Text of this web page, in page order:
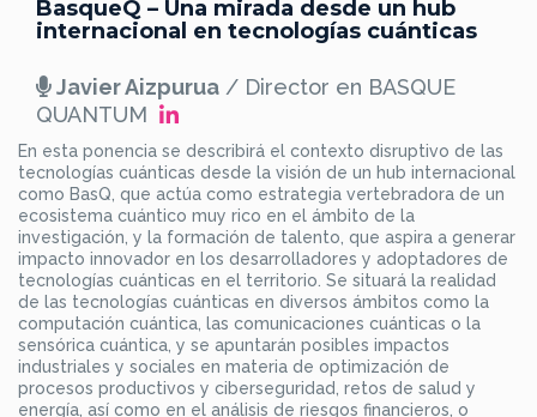
BasqueQ – Una mirada desde un hub
internacional en tecnologías cuánticas
Javier Aizpurua / Director en BASQUE
QUANTUM
En esta ponencia se describirá el contexto disruptivo de las
tecnologías cuánticas desde la visión de un hub internacional
como BasQ, que actúa como estrategia vertebradora de un
ecosistema cuántico muy rico en el ámbito de la
investigación, y la formación de talento, que aspira a generar
impacto innovador en los desarrolladores y adoptadores de
tecnologías cuánticas en el territorio. Se situará la realidad
de las tecnologías cuánticas en diversos ámbitos como la
computación cuántica, las comunicaciones cuánticas o la
sensórica cuántica, y se apuntarán posibles impactos
industriales y sociales en materia de optimización de
procesos productivos y ciberseguridad, retos de salud y
energía, así como en el análisis de riesgos financieros, o